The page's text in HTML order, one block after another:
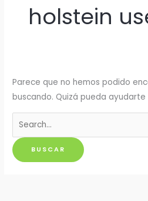
holstein
Parece que no hemos podido
buscando. Quizá pueda ayudarte
Buscar
por: